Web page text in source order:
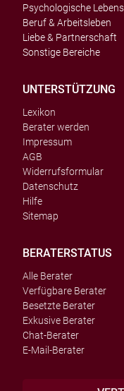
Psychologische
Beruf & Arbeitsleben
Liebe & Partnerschaft
Sonstige Bereiche
UNTERSTÜTZUNG
Lexikon
Berater werden
Impressum
AGB
Widerrufsformular
Datenschutz
Hilfe
Sitemap
BERATERSTATUS
Alle Berater
Verfügbare Berater
Besetzte Berater
Exkusive Berater
Chat-Berater
E-Mail-Berater